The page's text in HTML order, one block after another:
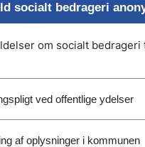
socialt bedrageri
om socialt bedrageri
ved offentlige ydelser
af oplysninger i kommunen